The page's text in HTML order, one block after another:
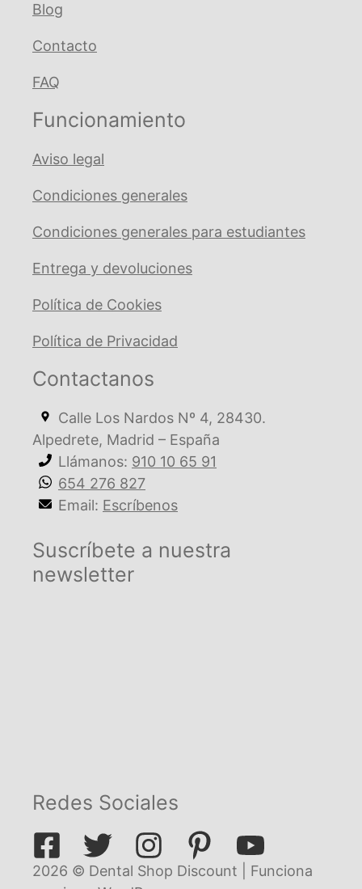
Blog
Contacto
FAQ
Funcionamiento
Aviso legal
Condiciones generales
Condiciones generales para estudiantes
Entrega y devoluciones
Política de Cookies
Política de Privacidad
Contactanos
Calle Los Nardos Nº 4, 28430.
Alpedrete, Madrid – España
Llámanos: 910 10 65 91
654 276 827
Email: Escríbenos
Suscríbete a nuestra
newsletter
Redes Sociales
2026 © Dental Shop Discount | Funciona